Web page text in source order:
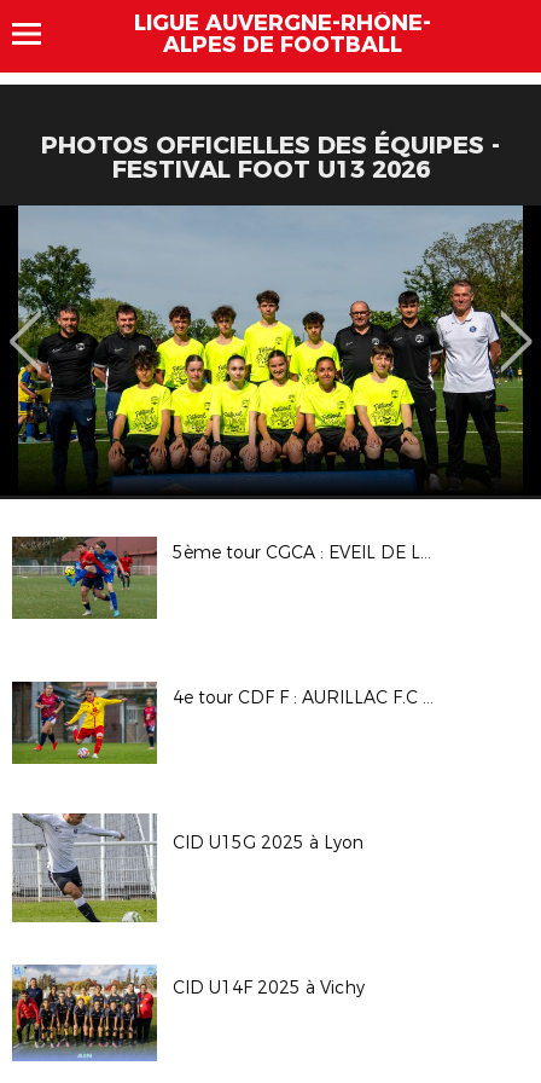
LIGUE AUVERGNE-RHÔNE-
ALPES DE FOOTBALL
PHOTOS OFFICIELLES DES ÉQUIPES -
FESTIVAL FOOT U13 2026
5ème tour CGCA : EVEIL DE LYON - DAVEZIEUX VIDALON
4e tour CDF F : AURILLAC F.C - A.S SAINT PRIEST
CID U15G 2025 à Lyon
CID U14F 2025 à Vichy